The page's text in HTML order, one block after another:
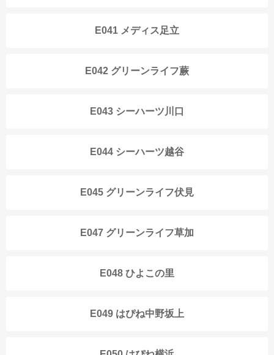
E041 メディス足立
E042 グリーンライフ蕨
E043 シーハーツ川口
E044 シーハーツ越谷
E045 グリーンライフ伏見
E047 グリーンライフ草加
E048 ひよこの里
E049 はぴね中野坂上